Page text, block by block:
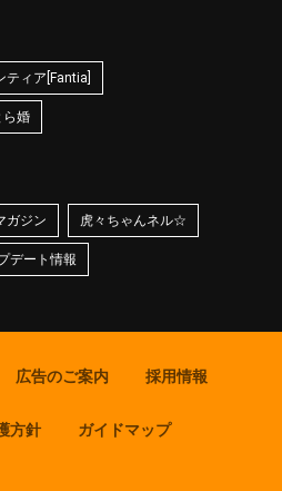
ティア[Fantia]
ら婚
ガジン 虎々ちゃんネル☆
デート情報
広告のご案内 採用情報
方針 ガイドマップ